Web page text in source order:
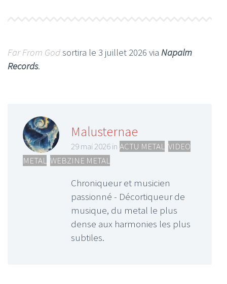
Far From Godsortira le 3 juillet 2026 via Napalm
Records.
Malusternae
29 mai 2026 in ACTU METAL VIDEO
METAL WEBZINE METAL
Chroniqueur et musicien
passionné - Décortiqueur de
musique, du metal le plus
dense aux harmonies les plus
subtiles.